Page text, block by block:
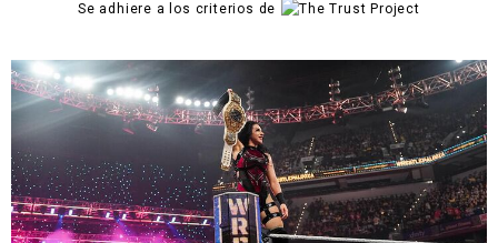
Se adhiere a los criterios de